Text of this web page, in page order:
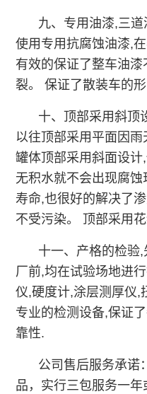
九、专用油漆,三
使用专用抗腐蚀油漆,
有效的保证了整车油
裂。 保证了散装车的
十、顶部采用斜顶
以往顶部采用平面因
罐体顶部采用斜面设
无积水就不会出现腐
寿命,也很好的解决了
不受污染。 顶部采用
十一、产格的检验
厂前,均在试验场地进
仪,硬度计,涂层测厚仪,
专业的检测设备,保证
靠性.
公司售后服务承诺
品，实行三包服务一